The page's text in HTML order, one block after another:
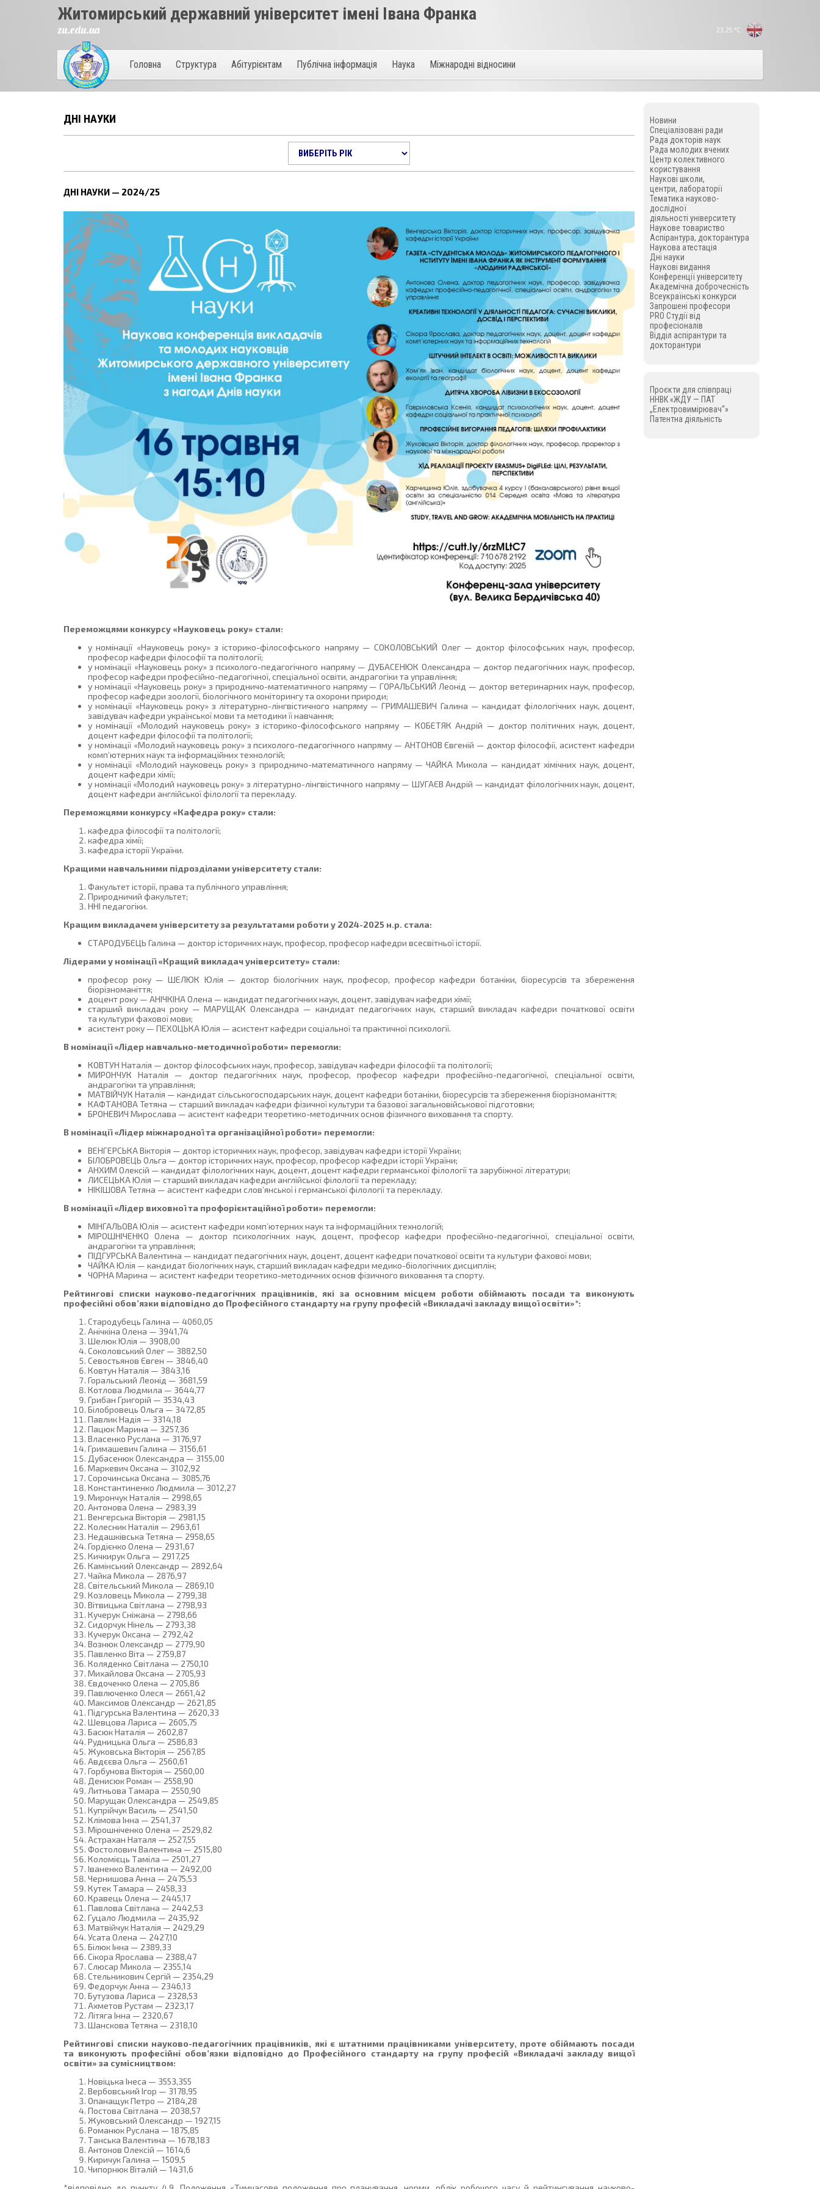
23,25 °C
Житомирський державний університет імені Івана Франка
zu.edu.ua
Головна Структура Абітурієнтам Публічна інформація Наука Міжнародні відносини
ДНІ НАУКИ
ДНІ НАУКИ — 2024/25
Переможцями конкурсу «Науковець року» стали:
у номінації «Науковець року» з історико-філософського напряму — СОКОЛОВСЬКИЙ Олег — доктор філософських наук, професор,
професор кафедри філософії та політології;
у номінації «Науковець року» з психолого-педагогічного напряму — ДУБАСЕНЮК Олександра — доктор педагогічних наук, професор,
професор кафедри професійно-педагогічної, спеціальної освіти, андрагогіки та управління;
у номінації «Науковець року» з природничо-математичного напряму — ГОРАЛЬСЬКИЙ Леонід — доктор ветеринарних наук, професор,
професор кафедри зоології, біологічного моніторингу та охорони природи;
у номінації «Науковець року» з літературно-лінгвістичного напряму — ГРИМАШЕВИЧ Галина — кандидат філологічних наук, доцент,
завідувач кафедри української мови та методики її навчання;
у номінації «Молодий науковець року» з історико-філософського напряму — КОБЕТЯК Андрій — доктор політичних наук, доцент,
доцент кафедри філософії та політології;
у номінації «Молодий науковець року» з психолого-педагогічного напряму — АНТОНОВ Євгеній — доктор філософії, асистент кафедри
комп’ютерних наук та інформаційних технологій;
у номінації «Молодий науковець року» з природничо-математичного напряму — ЧАЙКА Микола — кандидат хімічних наук, доцент,
доцент кафедри хімії;
у номінації «Молодий науковець року» з літературно-лінгвістичного напряму — ШУГАЄВ Андрій — кандидат філологічних наук, доцент,
доцент кафедри англійської філології та перекладу.
Переможцями конкурсу «Кафедра року» стали:
кафедра філософії та політології;
кафедра хімії;
кафедра історії України.
Кращими навчальними підрозділами університету стали:
Факультет історії, права та публічного управління;
Природничий факультет;
ННІ педагогіки.
Кращим викладачем університету за результатами роботи у 2024-2025 н.р. стала:
СТАРОДУБЕЦЬ Галина — доктор історичних наук, професор, професор кафедри всесвітньої історії.
Лідерами у номінації «Кращий викладач університету» стали:
професор року — ШЕЛЮК Юлія — доктор біологічних наук, професор, професор кафедри ботаніки, біоресурсів та збереження
біорізноманіття;
доцент року — АНІЧКІНА Олена — кандидат педагогічних наук, доцент, завідувач кафедри хімії;
старший викладач року — МАРУЩАК Олександра — кандидат педагогічних наук, старший викладач кафедри початкової освіти
та культури фахової мови;
асистент року — ПЕХОЦЬКА Юлія — асистент кафедри соціальної та практичної психології.
В номінації «Лідер навчально-методичної роботи» перемогли:
КОВТУН Наталія — доктор філософських наук, професор, завідувач кафедри філософії та політології;
МИРОНЧУК Наталія — доктор педагогічних наук, професор, професор кафедри професійно-педагогічної, спеціальної освіти,
андрагогіки та управління;
МАТВІЙЧУК Наталія — кандидат сільськогосподарських наук, доцент кафедри ботаніки, біоресурсів та збереження біорізноманіття;
КАФТАНОВА Тетяна — старший викладач кафедри фізичної культури та базової загальновійськової підготовки;
БРОНЕВИЧ Мирослава — асистент кафедри теоретико-методичних основ фізичного виховання та спорту.
В номінації «Лідер міжнародної та організаційної роботи» перемогли:
ВЕНГЕРСЬКА Вікторія — доктор історичних наук, професор, завідувач кафедри історії України;
БІЛОБРОВЕЦЬ Ольга — доктор історичних наук, професор, професор кафедри історії України;
АНХИМ Олексій — кандидат філологічних наук, доцент, доцент кафедри германської філології та зарубіжної літератури;
ЛИСЕЦЬКА Юлія — старший викладач кафедри англійської філології та перекладу;
НІКІШОВА Тетяна — асистент кафедри слов’янської і германської філології та перекладу.
В номінації «Лідер виховної та профорієнтаційної роботи» перемогли:
МІНГАЛЬОВА Юлія — асистент кафедри комп’ютерних наук та інформаційних технологій;
МІРОШНІЧЕНКО Олена — доктор психологічних наук, доцент, професор кафедри професійно-педагогічної, спеціальної освіти,
андрагогіки та управління;
ПІДГУРСЬКА Валентина — кандидат педагогічних наук, доцент, доцент кафедри початкової освіти та культури фахової мови;
ЧАЙКА Юлія — кандидат біологічних наук, старший викладач кафедри медико-біологічних дисциплін;
ЧОРНА Марина — асистент кафедри теоретико-методичних основ фізичного виховання та спорту.
Рейтингові списки науково-педагогічних працівників, які за основним місцем роботи обіймають посади та виконують
професійні обов’язки відповідно до Професійного стандарту на групу професій «Викладачі закладу вищої освіти»*:
Стародубець Галина — 4060,05
Анічкіна Олена — 3941,74
Шелюк Юлія — 3908,00
Соколовський Олег — 3882,50
Севостьянов Євген — 3846,40
Ковтун Наталія — 3843,16
Горальський Леонід — 3681,59
Котлова Людмила — 3644,77
Грибан Григорій — 3534,43
Білобровець Ольга — 3472,85
Павлик Надія — 3314,18
Пацюк Марина — 3257,36
Власенко Руслана — 3176,97
Гримашевич Галина — 3156,61
Дубасенюк Олександра — 3155,00
Маркевич Оксана — 3102,92
Сорочинська Оксана — 3085,76
Константиненко Людмила — 3012,27
Мирончук Наталія — 2998,65
Антонова Олена — 2983,39
Венгерська Вікторія — 2981,15
Колесник Наталія — 2963,61
Недашківська Тетяна — 2958,65
Гордієнко Олена — 2931,67
Кичкирук Ольга — 2917,25
Камінський Олександр — 2892,64
Чайка Микола — 2876,97
Світельський Микола — 2869,10
Козловець Микола — 2799,38
Вітвицька Світлана — 2798,93
Кучерук Сніжана — 2798,66
Сидорчук Нінель — 2793,38
Кучерук Оксана — 2792,42
Вознюк Олександр — 2779,90
Павленко Віта — 2759,87
Коляденко Світлана — 2750,10
Михайлова Оксана — 2705,93
Євдоченко Олена — 2705,86
Павлюченко Олеся — 2661,42
Максимов Олександр — 2621,85
Підгурська Валентина — 2620,33
Шевцова Лариса — 2605,75
Басюк Наталія — 2602,87
Рудницька Ольга — 2586,83
Жуковська Вікторія — 2567,85
Авдєєва Ольга — 2560,61
Горбунова Вікторія — 2560,00
Денисюк Роман — 2558,90
Литньова Тамара — 2550,90
Марущак Олександра — 2549,85
Купрійчук Василь — 2541,50
Клімова Інна — 2541,37
Мірошніченко Олена — 2529,82
Астрахан Наталя — 2527,55
Фостолович Валентина — 2515,80
Коломієць Таміла — 2501,27
Іваненко Валентина — 2492,00
Чернишова Анна — 2475,53
Кутек Тамара — 2458,33
Кравець Олена — 2445,17
Павлова Світлана — 2442,53
Гуцало Людмила — 2435,92
Матвійчук Наталія — 2429,29
Усата Олена — 2427,10
Білюк Інна — 2389,33
Сікора Ярослава — 2388,47
Слюсар Микола — 2355,14
Стельникович Сергій — 2354,29
Федорчук Анна — 2346,13
Бутузова Лариса — 2328,53
Ахметов Рустам — 2323,17
Літяга Інна — 2320,67
Шанскова Тетяна — 2318,10
Рейтингові списки науково-педагогічних працівників, які є штатними працівниками університету, проте обіймають посади
та виконують професійні обов’язки відповідно до Професійного стандарту на групу професій «Викладачі закладу вищої
освіти» за сумісництвом:
Новіцька Інеса — 3553,355
Вербовський Ігор — 3178,95
Опанащук Петро — 2184,28
Постова Світлана — 2038,57
Жуковський Олександр — 1927,15
Романюк Руслана — 1875,85
Танська Валентина — 1678,183
Антонов Олексій — 1614,6
Киричук Галина — 1509,5
Чипорнюк Віталій — 1431,6
Новини
Спеціалізовані ради
Рада докторів наук
Рада молодих вчених
Центр колективного
користування
Наукові школи,
центри, лабораторії
Тематика науково-
дослідної
діяльності університету
Наукове товариство
Аспірантура, докторантура
Наукова атестація
Дні науки
Наукові видання
Конференції університету
Академічна доброчесність
Всеукраїнські конкурси
Запрошені професори
PRO Студії від
професіоналів
Відділ аспірантури та
докторантури
Проєкти для співпраці
ННВК «ЖДУ — ПАТ
„Електровимірювач“»
Патентна діяльність